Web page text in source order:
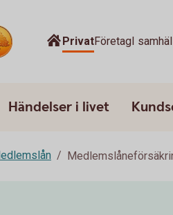
PrivatFöretagI
Händelser i livet